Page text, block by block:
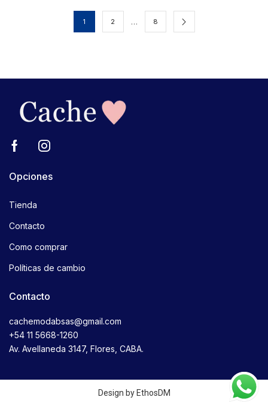
1 2 … 8
Opciones
Tienda
Contacto
Como comprar
Políticas de cambio
Contacto
cachemodabsas@gmail.com
+54 11 5668-1260
Av. Avellaneda 3147, Flores, CABA.
Design by EthosDM